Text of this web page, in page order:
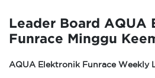
Leader Board AQUA
Funrace Minggu
AQUA Elektronik Funrace Weekly